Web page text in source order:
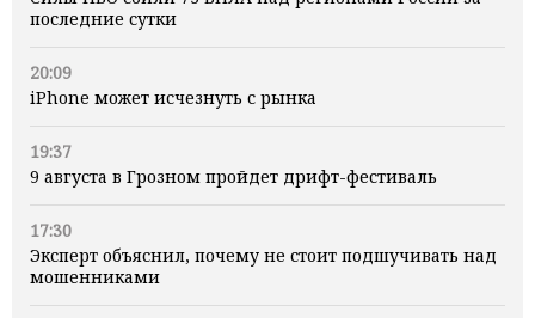
последние сутки
20:09
iPhone может исчезнуть с рынка
19:37
9 августа в Грозном пройдет дрифт-фестиваль
17:30
Эксперт объяснил, почему не стоит подшучивать над
мошенниками